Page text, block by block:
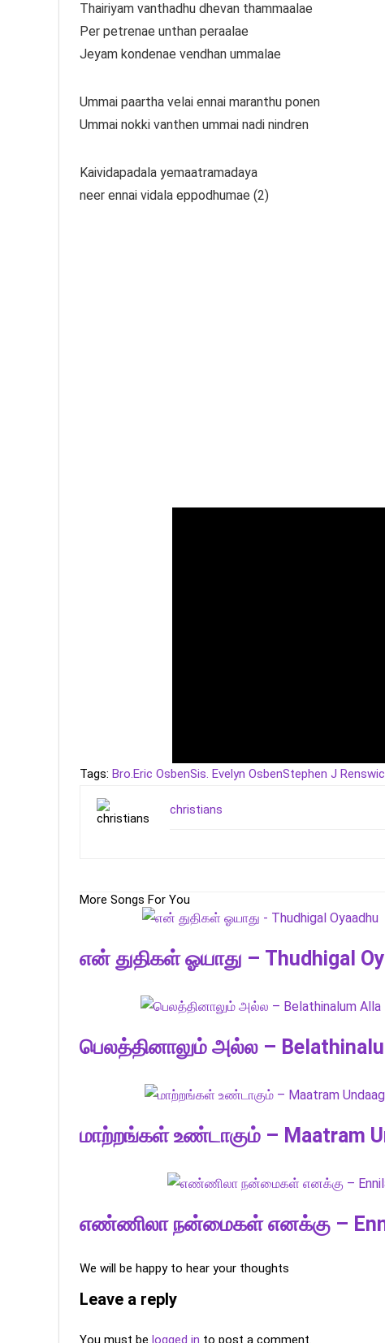
Thairiyam vanthadhu dhevan thammaalae
Per petrenae unthan peraalae
Jeyam kondenae vendhan ummalae
Ummai paartha velai ennai maranthu ponen
Ummai nokki vanthen ummai nadi nindren
Kaividapadala yemaatramadaya
neer ennai vidala eppodhumae (2)
Tags: Bro.Eric OsbenSis. Evelyn OsbenStephen J
christians
More Songs For You
என் துதிகள் ஓயாது – Thudhigal
பெலத்தினாலும் அல்ல –
மாற்றங்கள் உண்டாகும் – Maatram
எண்ணிலா நன்மைகள் எனக்கு –
We will be happy to hear your thoughts
Leave a reply
You must be logged in to post a comment.